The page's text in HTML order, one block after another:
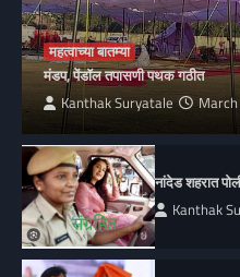
महत्वाच्या बातम्या
मंडप, पेंडॉल तपासणी पथक गठीत
Kanthak Suryatale
नांदेड शहरात
Kanthak